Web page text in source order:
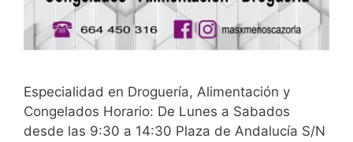
Especialidad en Droguería, Alimentación y
Congelados Horario: De Lunes a Sabados
desde las 9:30 a 14:30 Plaza de Andalucía S/N